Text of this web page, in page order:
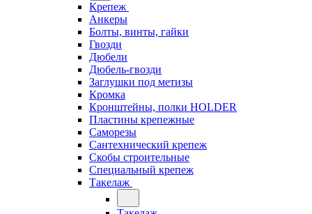
Крепеж
Анкеры
Болты, винты, гайки
Гвозди
Дюбели
Дюбель-гвозди
Заглушки под метизы
Кромка
Кронштейны, полки НОLDER
Пластины крепежные
Саморезы
Сантехнический крепеж
Скобы строительные
Специальный крепеж
Такелаж